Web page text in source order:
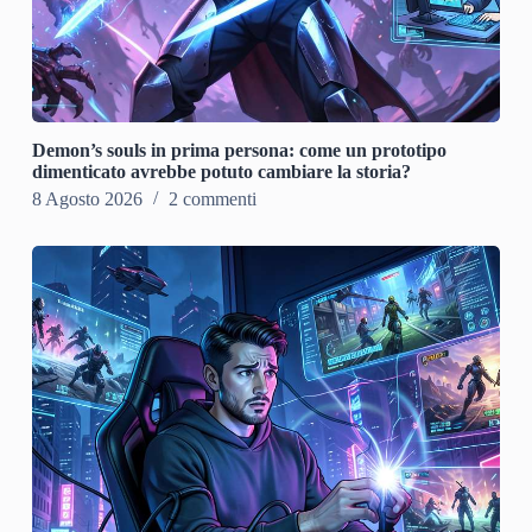
Demon’s souls in prima persona: come un prototipo
dimenticato avrebbe potuto cambiare la storia?
8 Agosto 2026
2 commenti